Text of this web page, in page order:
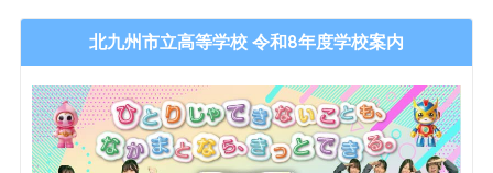
北九州市立高等学校 令和8年度学校案内